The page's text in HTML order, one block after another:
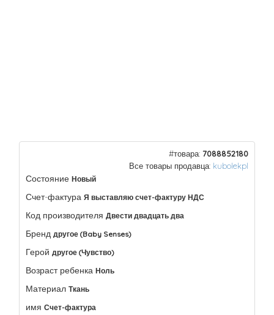
#товара: 7088852180
Все товары продавца: kubolekpl
Состояние Новый
Счет-фактура Я выставляю счет-фактуру НДС
Код производителя Двести двадцать два
Бренд другое (Baby Senses)
Герой другое (Чувство)
Возраст ребенка Ноль
Материал Ткань
имя Счет-фактура